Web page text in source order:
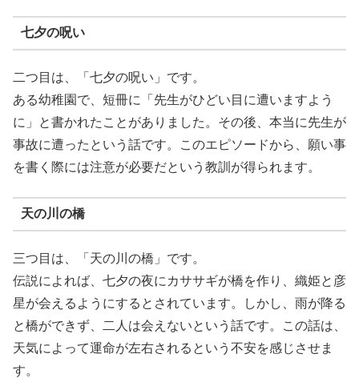
七夕の呪い
二つ目は、「七夕の呪い」です。
ある幼稚園で、短冊に「先生がひどい目に遭いますよう
に」と書かれたことがありました。その後、本当に先生が
事故に遭ったという話です。このエピソードから、願い事
を書く際には注意が必要だという教訓が得られます。
天の川の橋
三つ目は、「天の川の橋」です。
伝説によれば、七夕の夜にカササギが橋を作り、織姫と彦
星が会えるようにするとされています。しかし、雨が降る
と橋ができず、二人は会えないという話です。この話は、
天気によって運命が左右されるという不安を感じさせま
す。